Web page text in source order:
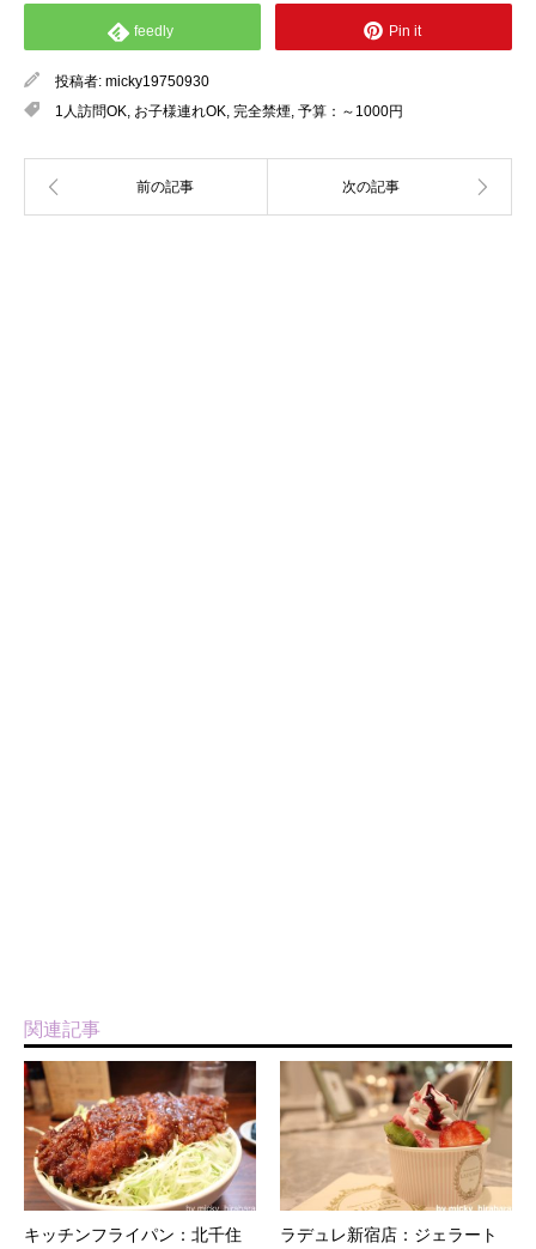
feedly Pin it
投稿者: micky19750930
1人訪問OK, お子様連れOK, 完全禁煙, 予算：～1000円
関連記事
キッチンフライパン：北千住 ラデュレ新宿店：ジェラート